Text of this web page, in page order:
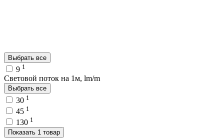
Выбрать все
9 1
Световой поток на 1м, lm/m
Выбрать все
30 1
45 1
130 1
Показать 1 товар